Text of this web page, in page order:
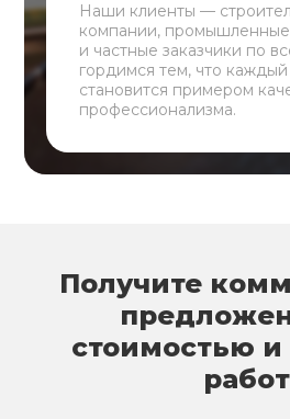
Наши клиенты —
компании,
и частные заказчики по
гордимся тем, что
становится примером
профессионализма.
Получите
стоимостью
работ